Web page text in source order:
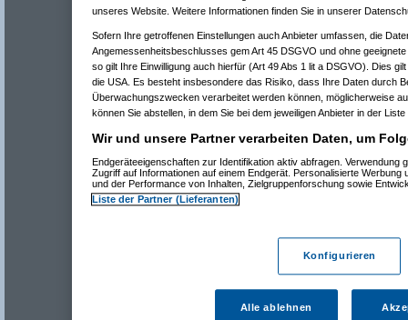
unseres Website. Weitere Informationen finden Sie in unserer
Sofern Ihre getroffenen Einstellungen auch Anbieter umfassen, die
Angemessenheitsbeschlusses gem Art 45 DSGVO und ohne
so gilt Ihre Einwilligung auch hierfür (Art 49 Abs 1 lit a DSGVO). Dies
die USA. Es besteht insbesondere das Risiko, dass Ihre Daten durch
Überwachungszwecken verarbeitet werden können, möglicherweise
können Sie abstellen, in dem Sie bei dem jeweiligen Anbieter in der
Wir und unsere Partner verarbeiten Daten, um
Endgeräteeigenschaften zur Identifikation aktiv abfragen. Verwendung
Zugriff auf Informationen auf einem Endgerät. Personalisierte Werbung
und der Performance von Inhalten, Zielgruppenforschung sowie
Liste der Partner (Lieferanten)
Konfigurieren
Alle ablehnen